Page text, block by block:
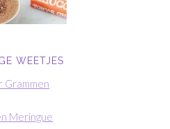
WEETJES
Grammen
Meringue